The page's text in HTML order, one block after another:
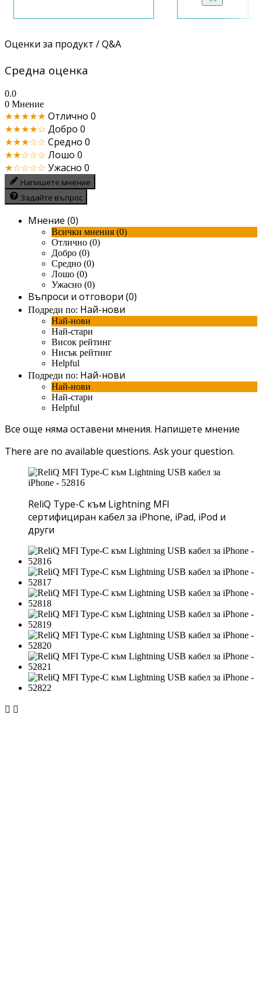
Оценки за продукт / Q&A
Средна оценка
0.0
0 Мнение
★★★★★ Отлично 0
★★★★☆ Добро 0
★★★☆☆ Средно 0
★★☆☆☆ Лошо 0
★☆☆☆☆ Ужасно 0
Напишете мнение
Задайте въпрос
Мнение (0)
Всички мнения (0)
Отлично (0)
Добро (0)
Средно (0)
Лошо (0)
Ужасно (0)
Въпроси и отговори (0)
Подреди по: Най-нови
Най-нови
Най-стари
Висок рейтинг
Нисък рейтинг
Helpful
Подреди по: Най-нови
Най-нови
Най-стари
Helpful
Все още няма оставени мнения. Напишете мнение
There are no available questions. Ask your question.
ReliQ Type-C към Lightning MFI
сертифициран кабел за iPhonе, iPad, iPod и
други
 